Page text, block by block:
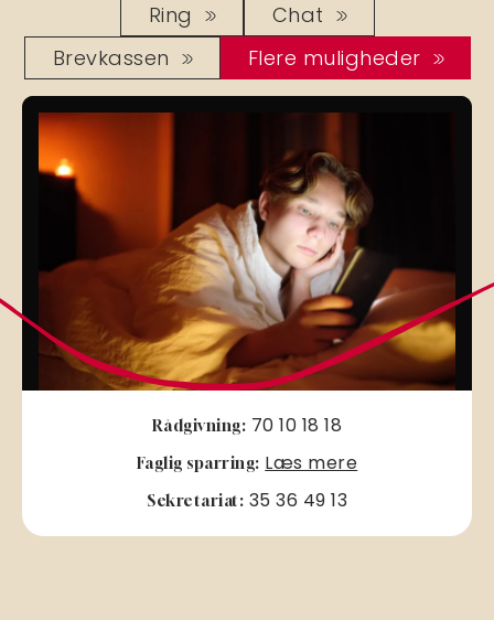
Ring
Chat
Brevkassen
Flere muligheder
Rådgivning: 70 10 18 18
Faglig sparring: Læs mere
Sekretariat: 35 36 49 13